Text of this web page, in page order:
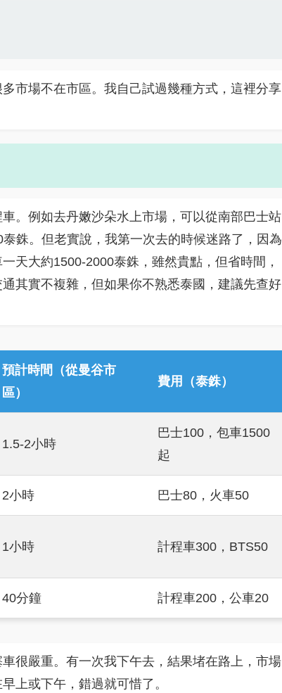
市場不在市區。我自己試過幾種方式，這裡分享
。例如去丹嫩沙朵水上市場，可以從南部巴士站
銖。但老實說，我第一次去的時候迷路了，因為
天大約1500-2000泰銖，雖然貴點，但省時間，
其實不複雜，但如果你不熟悉泰國，建議先查好
預計時間（從曼谷市
區）
費用（泰銖）
1.5-2小時
巴士100，包車1500
起
2小時 巴士80，火車50
1小時 計程車300，BTS50
40分鐘 計程車200，公車20
很嚴重。有一次我下午去，結果堵在路上，市場
上或下午，錯過就可惜了。